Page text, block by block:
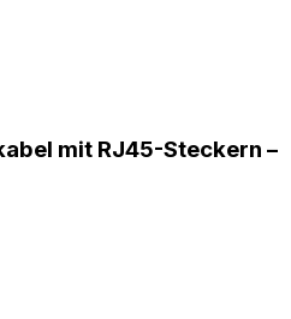
mit RJ45-Steckern –